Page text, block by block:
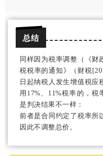
总结
同样因为税率调整（《财
税税率的通知》（财税
日起纳税人发生增值税应
用17%、11%税率的，税
是判决结果不一样：
前者是合同约定了税率所
因此不调整总价。